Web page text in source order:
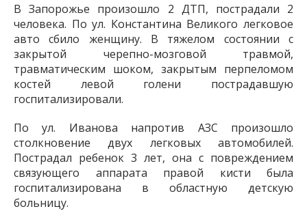
В Запорожье произошло 2 ДТП, пострадали 2
человека. По ул. Константина Великого легковое
авто сбило женщину. В тяжелом состоянии с
закрытой черепно-мозговой травмой,
травматическим шоком, закрытым перпеломом
костей левой голени пострадавшую
госпитализировали.
По ул. Иванова напротив АЗС произошло
столкновение двух легковых автомобилей.
Пострадал ребенок 3 лет, она с повреждением
связующего аппарата правой кисти была
госпитализирована в областную детскую
больницу.